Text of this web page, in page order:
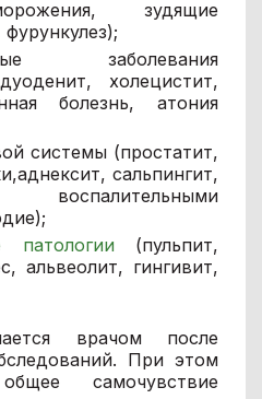
зудящие
заболевания
холецистит,
болезнь, атония
системы (простатит,
сальпингит,
воспалительными
патологии (пульпит,
альвеолит, гингивит,
врачом после
При этом
самочувствие